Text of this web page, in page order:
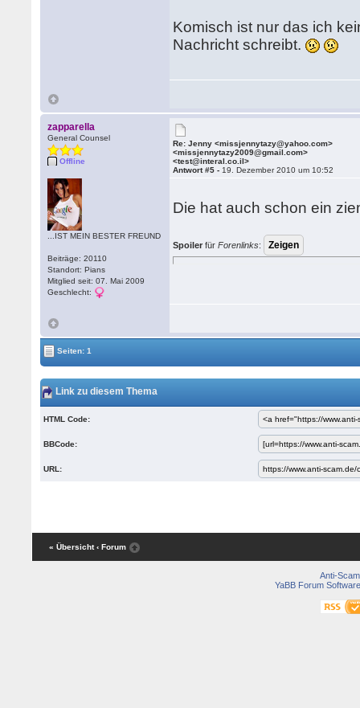
Komisch ist nur das ich
Nachricht schreibt.
zapparella
General Counsel
Offline
...IST MEIN BESTER FREUND
Beiträge: 20110
Standort: Pians
Mitglied seit: 07. Mai 2009
Geschlecht:
Re: Jenny <missjennytazy@yahoo.com>
<missjennytazy2009@gmail.com>
<test@interal.co.il>
Antwort #5 - 19. Dezember 2010 um 10:52
Die hat auch schon ein
Spoiler fürForenlinks:
Seiten: 1
Link zu diesem Thema
HTML Code:
BBCode:
URL:
« Übersicht ‹ Forum
Anti-Scam
YaBB Forum Software